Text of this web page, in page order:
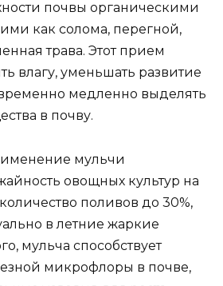
почвы органическими
как солома, перегной,
трава. Этот прием
влагу, уменьшать развитие
медленно выделять
в почву.
мульчи
овощных культур на
поливов до 30%,
в летние жаркие
мульча способствует
микрофлоры в почве,